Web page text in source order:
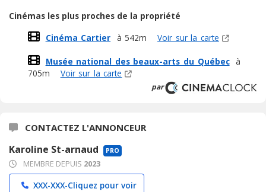
Cinémas les plus proches de la propriété
Cinéma Cartier à 542m Voir sur la carte
Musée national des beaux-arts du Québec à
705m
Voir sur la carte
par
CONTACTEZ L'ANNONCEUR
Karoline St-arnaud PRO
MEMBRE DEPUIS 2023
XXX-XXX-Cliquez pour voir